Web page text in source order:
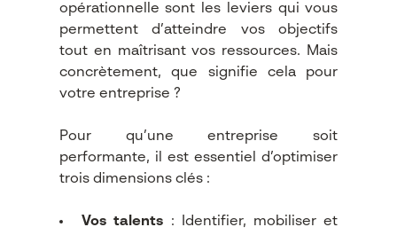
opérationnelle sont les leviers qui vous
permettent d’atteindre vos objectifs
tout en maîtrisant vos ressources. Mais
concrètement, que signifie cela pour
votre entreprise ?
Pour qu’une entreprise soit
performante, il est essentiel d’optimiser
trois dimensions clés :
Vos talents : Identifier, mobiliser et